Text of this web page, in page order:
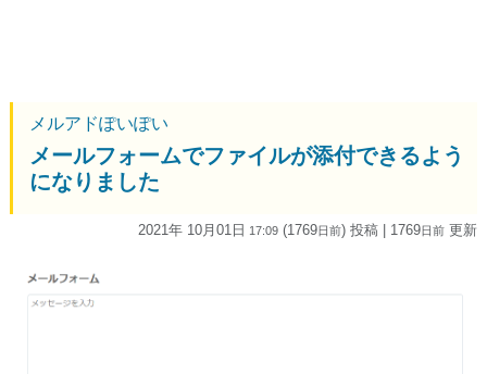
メルアドぽいぽい
メールフォームでファイルが添付できるよう
になりました
2021年 10月01日 17:09 (1769日前) 投稿 | 1769日前 更新